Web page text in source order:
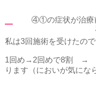
④①の症状が治療
私は3回施術を受けたの
1回め→2回めで8割 →
ります（においが気にな